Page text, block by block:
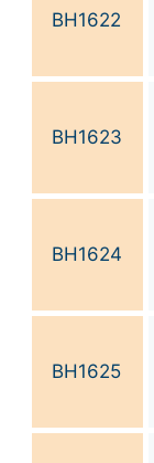
BH1622
BH1623
BH1624
BH1625